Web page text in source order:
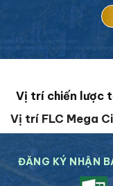
Vị trí chiến lược
Vị trí FLC Mega
ĐĂNG KÝ NHẬN